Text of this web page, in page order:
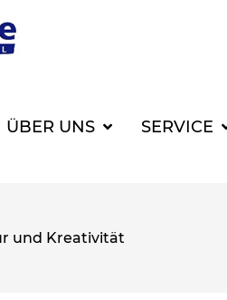
ÜBER UNS SERVICE
und Kreativität